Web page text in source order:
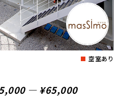
空室あり
― ¥65,000